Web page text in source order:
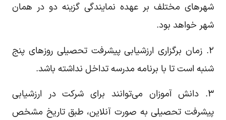
شهرهای مختلف بر عهده نمایندگی گزینه دو در همان
شهر خواهد بود.
۲. زمان برگزاری ارزشیابی پیشرفت تحصیلی روزهای پنج
شنبه است تا با برنامه مدرسه تداخل نداشته باشد.
۳. دانش آموزان می‌توانند برای شرکت در ارزشیابی
پیشرفت تحصیلی به صورت آنلاین، طبق تاریخ مشخص